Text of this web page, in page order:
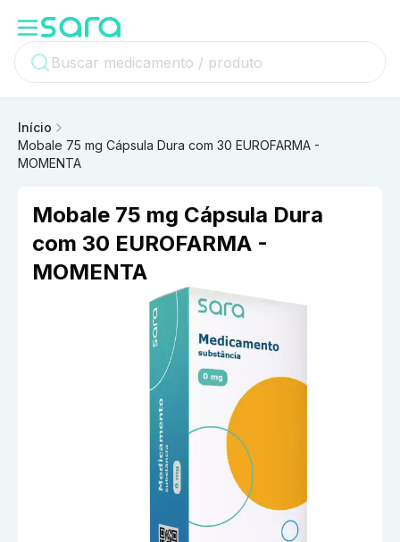
Início
Mobale 75 mg Cápsula Dura com 30 EUROFARMA -
MOMENTA
Mobale 75 mg Cápsula Dura
com 30 EUROFARMA -
MOMENTA